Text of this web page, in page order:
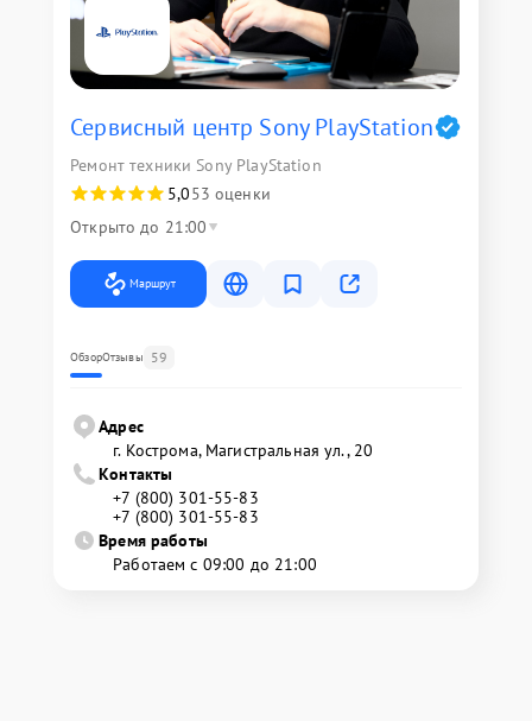
Сервисный центр Sony PlayStation
Ремонт техники Sony PlayStation
5,053 оценки
Открыто до 21:00
Маршрут
ОбзорОтзывы 59
Адрес
г. Кострома, Магистральная ул., 20
Контакты
+7 (800) 301-55-83
+7 (800) 301-55-83
Время работы
Работаем с 09:00 до 21:00